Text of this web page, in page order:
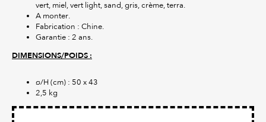
vert, miel, vert light, sand, gris, crème, terra.
A monter.
Fabrication : Chine.
Garantie : 2 ans.
DIMENSIONS/POIDS :
ø/H (cm) : 50 x 43
2,5 kg